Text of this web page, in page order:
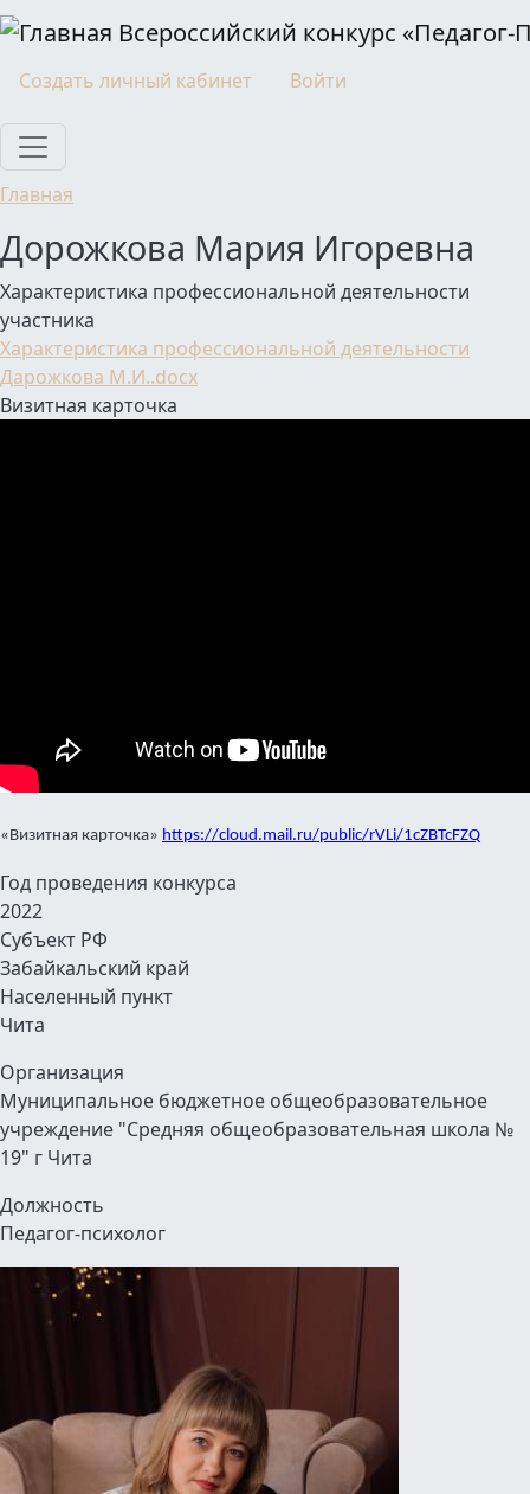
Перейти к основному содержанию
Всероссийский конкурс «Педагог-
Моя учетная запись
Создать личный кабинет Войти
Главная
Дорожкова Мария Игоревна
Характеристика профессиональной деятельности
участника
Характеристика профессиональной деятельности
Дарожкова М.И..docx
Визитная карточка
«Визитная карточка» https://cloud.mail.ru/public/rVLi/1cZBTcFZQ
Год проведения конкурса
2022
Субъект РФ
Забайкальский край
Населенный пункт
Чита
Организация
Муниципальное бюджетное общеобразовательное
учреждение "Средняя общеобразовательная школа №
19" г Чита
Должность
Педагог-психолог